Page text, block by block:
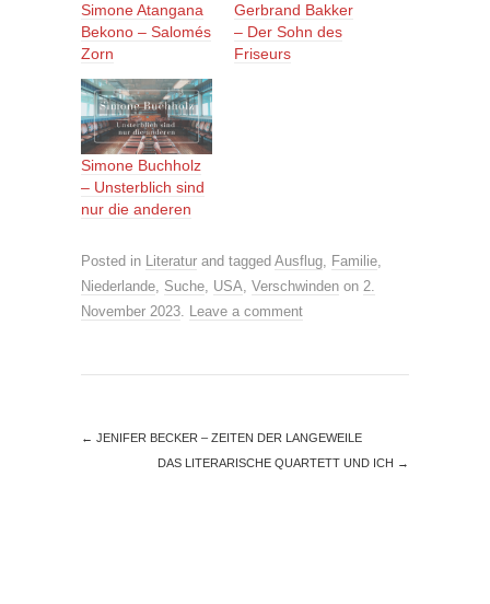
Simone Atangana
Bekono – Salomés
Zorn
Gerbrand Bakker
– Der Sohn des
Friseurs
Simone Buchholz
– Unsterblich sind
nur die anderen
Posted in Literatur and tagged Ausflug Familie
Niederlande Suche USA Verschwinden on 2.
November 2023
Leave a comment
← JENIFER BECKER – ZEITEN DER LANGEWEILE
DAS LITERARISCHE QUARTETT UND ICH →